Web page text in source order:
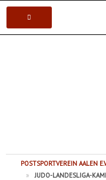
POSTSPORTVEREIN AALEN
»
JUDO-LANDESLIGA-